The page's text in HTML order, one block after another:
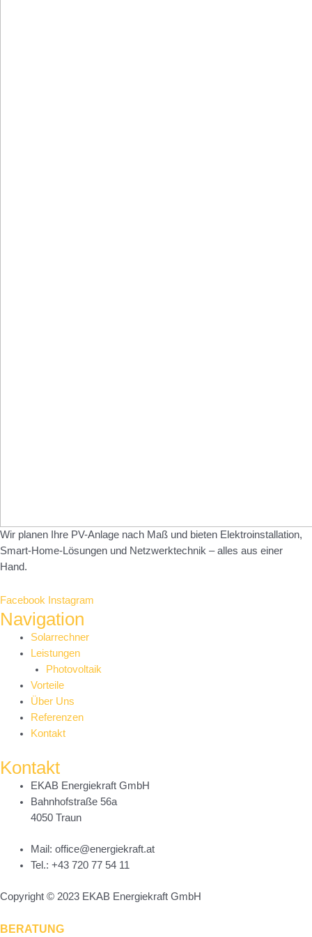
Wir planen Ihre PV-Anlage nach Maß und bieten Elektroinstallation,
Smart-Home-Lösungen und Netzwerktechnik – alles aus einer
Hand.
Facebook Instagram
Navigation
Main
Menu
Solarrechner
Leistungen
Photovoltaik
Vorteile
Über Uns
Referenzen
Kontakt
Kontakt
EKAB Energiekraft GmbH
Bahnhofstraße 56a
4050 Traun
Mail: office@energiekraft.at
Tel.: +43 720 77 54 11
Copyright © 2023 EKAB Energiekraft GmbH
BERATUNG